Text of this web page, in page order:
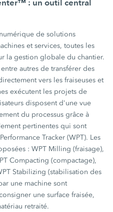
: un outil central
de solutions
et services, toutes les
la gestion globale du chantier.
autres de transférer des
vers les fraiseuses et
exécutent les projets de
disposent d'une vue
du processus grâce à
pertinentes qui sont
Tracker (WPT). Les
: WPT Milling (fraisage),
Compacting (compactage),
Stabilizing (stabilisation des
une machine sont
une surface fraisée,
retraité.